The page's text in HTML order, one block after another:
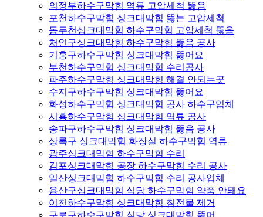
의정부하수구막힘 역류 고압세척 뚫음
포천하수구막힘 싱크대막힘 뚫는 고압세척
동두천싱크대막힘 하수구막힘 고압세척 뚫음
처인구싱크대막힘 하수구막힘 뚫음 공사
기흥구하수구막힘 싱크대막힘 뚫어요
부천하수구막힘 싱크대막힘 수리공사
파주하수구막힘 싱크대막힘 해결 안되는곳
수지구하수구막힘 싱크대막힘 뚫어요
화성하수구막힘 싱크대막힘 공사 하수구업체
시흥하수구막힘 싱크대막힘 역류 공사
송파구하수구막힘 싱크대막힘 뚫음 공사
상록구 싱크대막힘 화장실 하수구막힘 역류
광주싱크대막힘 하수구막힘 수리
김포싱크대막힘 공장 하수구막힘 수리 공사
일산싱크대막힘 하수구막힘 수리 공사업체
용산구싱크대막힘 식당 하수구막힘 약품 안돼요
이천하수구막힘 싱크대막힘 침전물 제거
구로구하수구막힘 식당 싱크대막힘 뚫어